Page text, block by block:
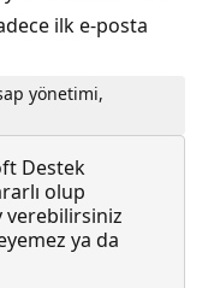
ilk e-posta
yönetimi,
Destek
olup
verebilirsiniz
ya da